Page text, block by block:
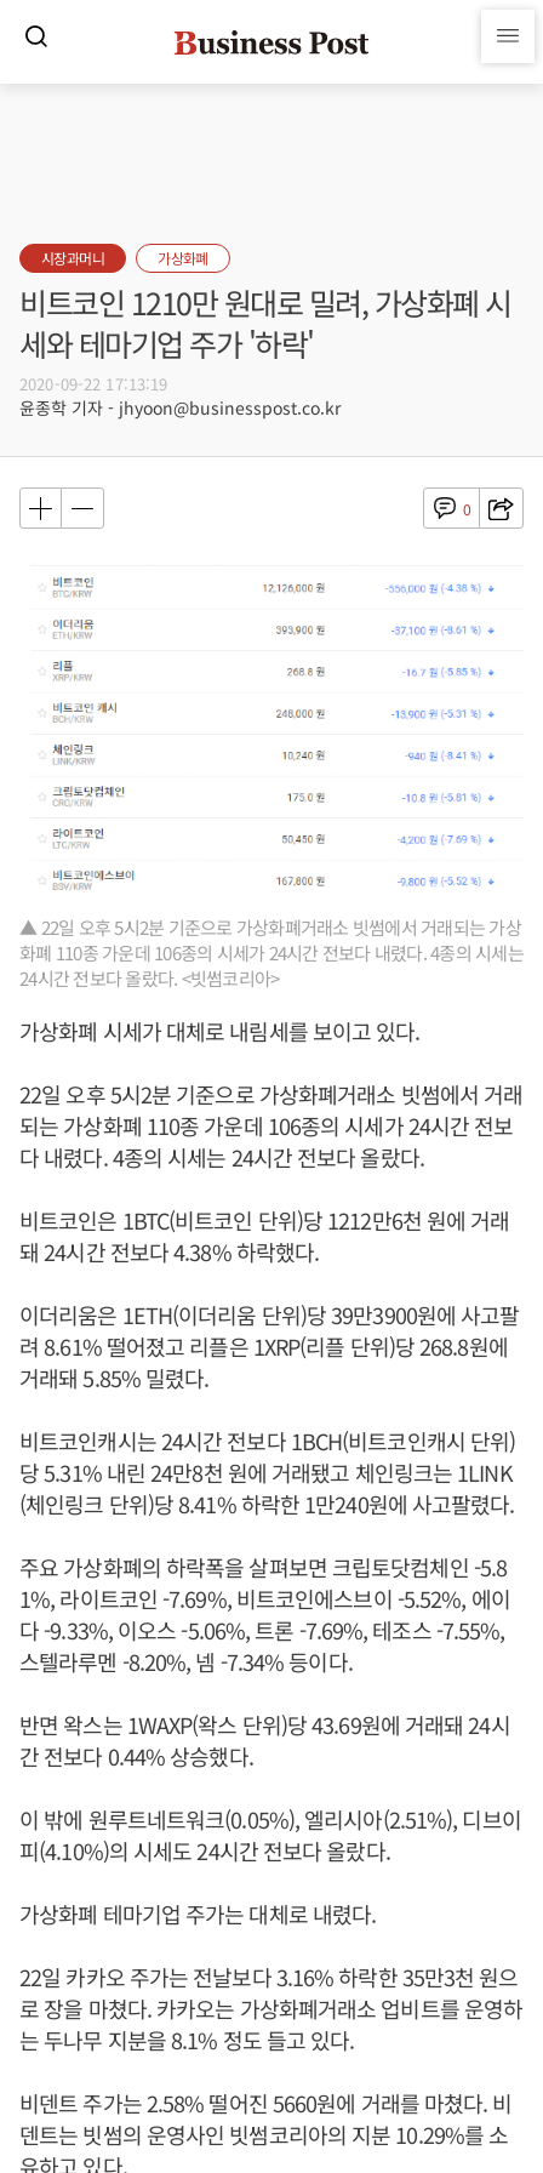
시장과머니 가상화폐
비트코인 1210만 원대로 밀려, 가상화폐 시
세와 테마기업 주가 '하락'
2020-09-22 17:13:19
윤종학 기자 - jhyoon@businesspost.co.kr
0
▲ 22일 오후 5시2분 기준으로 가상화폐거래소 빗썸에서 거래되는 가상
화폐 110종 가운데 106종의 시세가 24시간 전보다 내렸다. 4종의 시세는
24시간 전보다 올랐다. <빗썸코리아>
가상화폐 시세가 대체로 내림세를 보이고 있다.
22일 오후 5시2분 기준으로 가상화폐거래소 빗썸에서 거래
되는 가상화폐 110종 가운데 106종의 시세가 24시간 전보
다 내렸다. 4종의 시세는 24시간 전보다 올랐다.
비트코인은 1BTC(비트코인 단위)당 1212만6천 원에 거래
돼 24시간 전보다 4.38% 하락했다.
이더리움은 1ETH(이더리움 단위)당 39만3900원에 사고팔
려 8.61% 떨어졌고 리플은 1XRP(리플 단위)당 268.8원에
거래돼 5.85% 밀렸다.
비트코인캐시는 24시간 전보다 1BCH(비트코인캐시 단위)
당 5.31% 내린 24만8천 원에 거래됐고 체인링크는 1LINK
(체인링크 단위)당 8.41% 하락한 1만240원에 사고팔렸다.
주요 가상화폐의 하락폭을 살펴보면 크립토닷컴체인 -5.8
1%, 라이트코인 -7.69%, 비트코인에스브이 -5.52%, 에이
다 -9.33%, 이오스 -5.06%, 트론 -7.69%, 테조스 -7.55%,
스텔라루멘 -8.20%, 넴 -7.34% 등이다.
반면 왁스는 1WAXP(왁스 단위)당 43.69원에 거래돼 24시
간 전보다 0.44% 상승했다.
이 밖에 원루트네트워크(0.05%), 엘리시아(2.51%), 디브이
피(4.10%)의 시세도 24시간 전보다 올랐다.
가상화폐 테마기업 주가는 대체로 내렸다.
22일 카카오 주가는 전날보다 3.16% 하락한 35만3천 원으
로 장을 마쳤다. 카카오는 가상화폐거래소 업비트를 운영하
는 두나무 지분을 8.1% 정도 들고 있다.
비덴트 주가는 2.58% 떨어진 5660원에 거래를 마쳤다. 비
덴트는 빗썸의 운영사인 빗썸코리아의 지분 10.29%를 소
유하고 있다.